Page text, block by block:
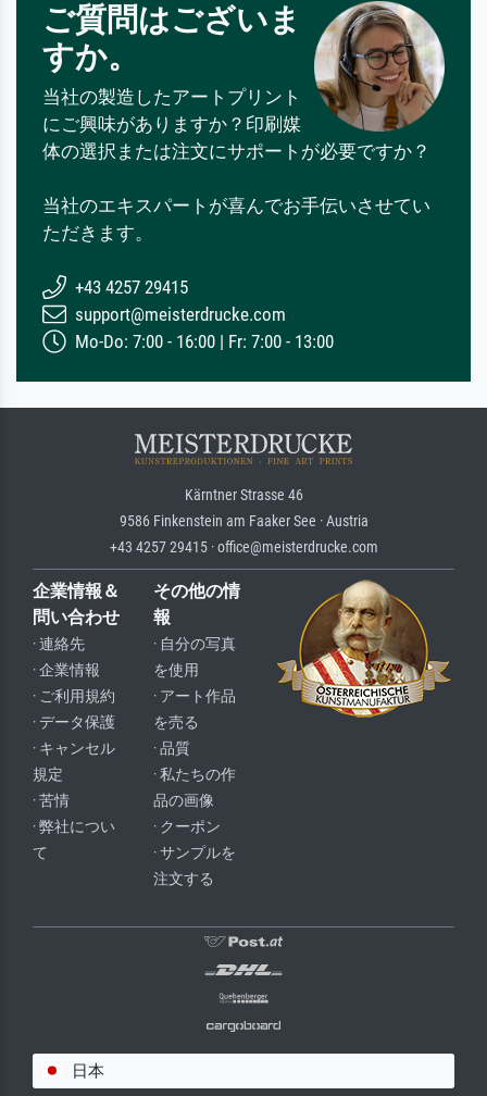
ご質問はございま
すか。
当社の製造したアートプリント
にご興味がありますか？印刷媒
体の選択または注文にサポートが必要ですか？
当社のエキスパートが喜んでお手伝いさせてい
ただきます。
+43 4257 29415
support@meisterdrucke.com
Mo-Do: 7:00 - 16:00 | Fr: 7:00 - 13:00
Kärntner Strasse 46
9586 Finkenstein am Faaker See · Austria
+43 4257 29415 · office@meisterdrucke.com
企業情報＆
問い合わせ
· 連絡先
· 企業情報
· ご利用規約
· データ保護
· キャンセル
規定
· 苦情
· 弊社につい
て
その他の情
報
· 自分の写真
を使用
· アート作品
を売る
· 品質
· 私たちの作
品の画像
· クーポン
· サンプルを
注文する
日本